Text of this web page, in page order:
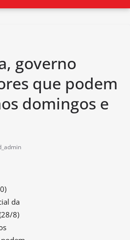
governo
que podem
domingos e
da
8)